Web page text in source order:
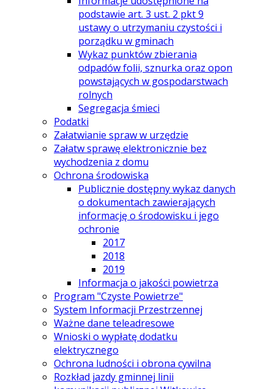
podstawie art. 3 ust. 2 pkt 9
ustawy o utrzymaniu czystości i
porządku w gminach
Wykaz punktów zbierania
odpadów folii, sznurka oraz opon
powstających w gospodarstwach
rolnych
Segregacja śmieci
Podatki
Załatwianie spraw w urzędzie
Załatw sprawę elektronicznie bez
wychodzenia z domu
Ochrona środowiska
Publicznie dostępny wykaz danych
o dokumentach zawierających
informację o środowisku i jego
ochronie
2017
2018
2019
Informacja o jakości powietrza
Program "Czyste Powietrze"
System Informacji Przestrzennej
Ważne dane teleadresowe
Wnioski o wypłatę dodatku
elektrycznego
Ochrona ludności i obrona cywilna
Rozkład jazdy gminnej linii